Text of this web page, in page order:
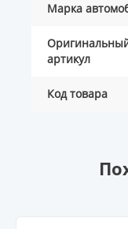
Марка
артикул
Код товара